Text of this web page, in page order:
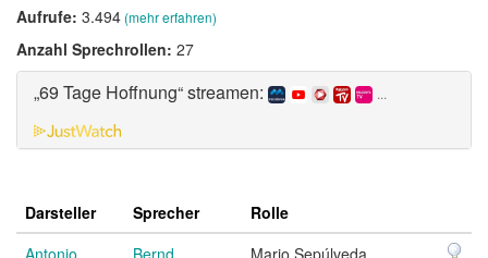
Aufrufe: 3.494(mehr erfahren)
Anzahl Sprechrollen: 27
„69 Tage Hoffnung“ streamen: ...
Darsteller Sprecher
Rolle
Antonio
Bernd
Mario Sepúlveda